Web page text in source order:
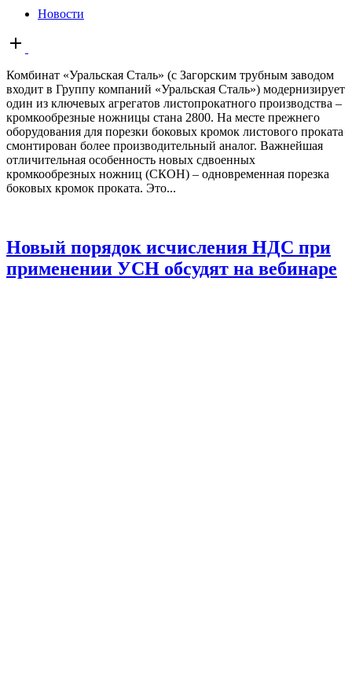
Новости
Open
post
Комбинат «Уральская Сталь» (с Загорским трубным заводом
входит в Группу компаний «Уральская Сталь») модернизирует
один из ключевых агрегатов листопрокатного производства –
кромкообрезные ножницы стана 2800. На месте прежнего
оборудования для порезки боковых кромок листового проката
смонтирован более производительный аналог. Важнейшая
отличительная особенность новых сдвоенных
кромкообрезных ножниц (СКОН) – одновременная порезка
боковых кромок проката. Это...
Новый порядок исчисления НДС при
применении УСН обсудят на вебинаре